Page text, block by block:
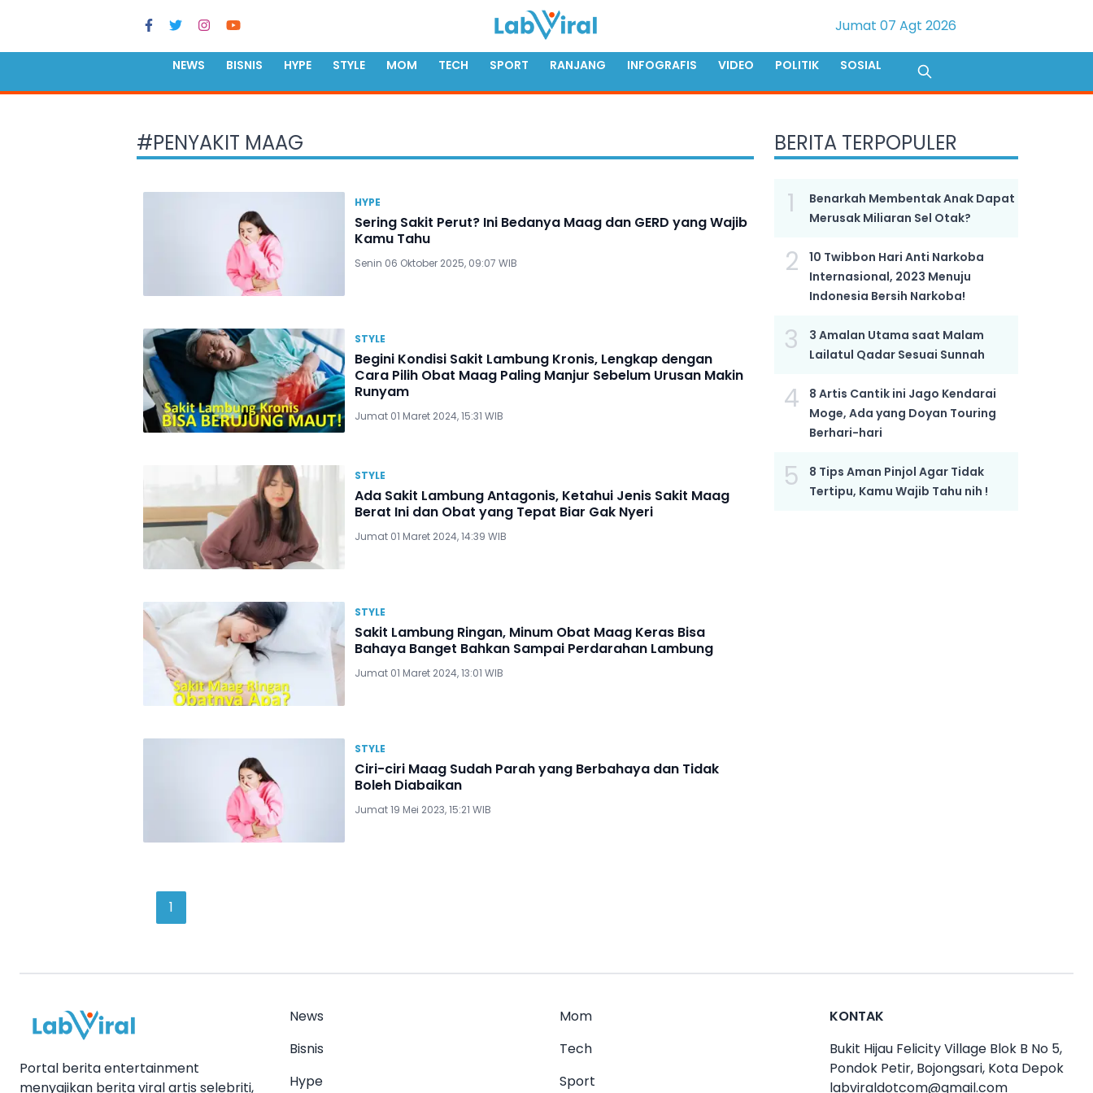
Jumat 07 Agt 2026
NEWS BISNIS HYPE STYLE MOM TECH SPORT RANJANG INFOGRAFIS VIDEO POLITIK SOSIAL
#PENYAKIT MAAG
HYPE
Sering Sakit Perut? Ini Bedanya Maag dan GERD yang Wajib
Kamu Tahu
Senin 06 Oktober 2025, 09:07 WIB
STYLE
Begini Kondisi Sakit Lambung Kronis, Lengkap dengan
Cara Pilih Obat Maag Paling Manjur Sebelum Urusan Makin
Runyam
Jumat 01 Maret 2024, 15:31 WIB
STYLE
Ada Sakit Lambung Antagonis, Ketahui Jenis Sakit Maag
Berat Ini dan Obat yang Tepat Biar Gak Nyeri
Jumat 01 Maret 2024, 14:39 WIB
STYLE
Sakit Lambung Ringan, Minum Obat Maag Keras Bisa
Bahaya Banget Bahkan Sampai Perdarahan Lambung
Jumat 01 Maret 2024, 13:01 WIB
STYLE
Ciri-ciri Maag Sudah Parah yang Berbahaya dan Tidak
Boleh Diabaikan
Jumat 19 Mei 2023, 15:21 WIB
1
BERITA TERPOPULER
1
Benarkah Membentak Anak Dapat
Merusak Miliaran Sel Otak?
2
10 Twibbon Hari Anti Narkoba
Internasional, 2023 Menuju
Indonesia Bersih Narkoba!
3
3 Amalan Utama saat Malam
Lailatul Qadar Sesuai Sunnah
4
8 Artis Cantik ini Jago Kendarai
Moge, Ada yang Doyan Touring
Berhari-hari
5
8 Tips Aman Pinjol Agar Tidak
Tertipu, Kamu Wajib Tahu nih !
Portal berita entertainment
menyajikan berita viral artis selebriti,
News
Bisnis
Hype
Mom
Tech
Sport
KONTAK
Bukit Hijau Felicity Village Blok B No 5,
Pondok Petir, Bojongsari, Kota Depok
labviraldotcom@gmail.com